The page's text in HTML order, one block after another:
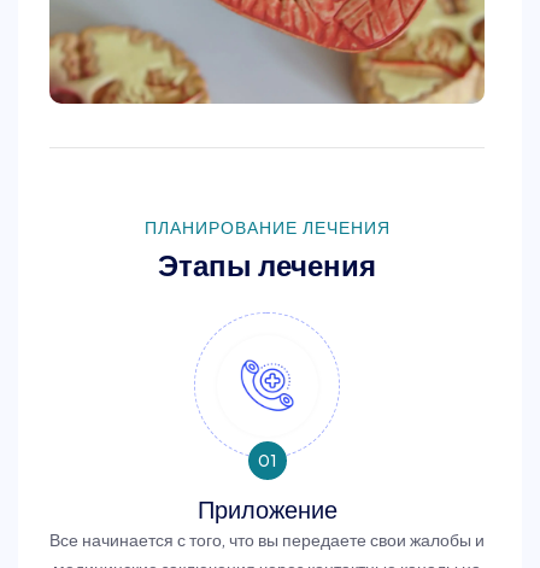
ПЛАНИРОВАНИЕ ЛЕЧЕНИЯ
Этапы лечения
01
Приложение
Все начинается с того, что вы передаете свои жалобы и